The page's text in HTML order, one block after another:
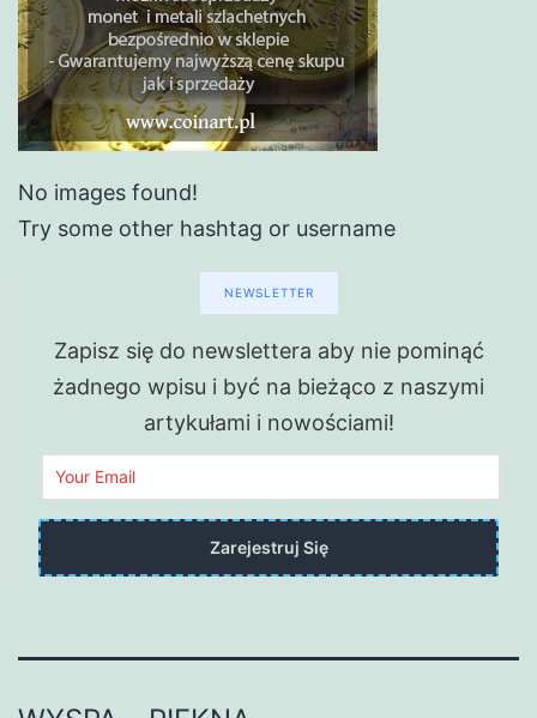
No images found!
Try some other hashtag or username
NEWSLETTER
Zapisz się do newslettera aby nie pominąć
żadnego wpisu i być na bieżąco z naszymi
artykułami i nowościami!